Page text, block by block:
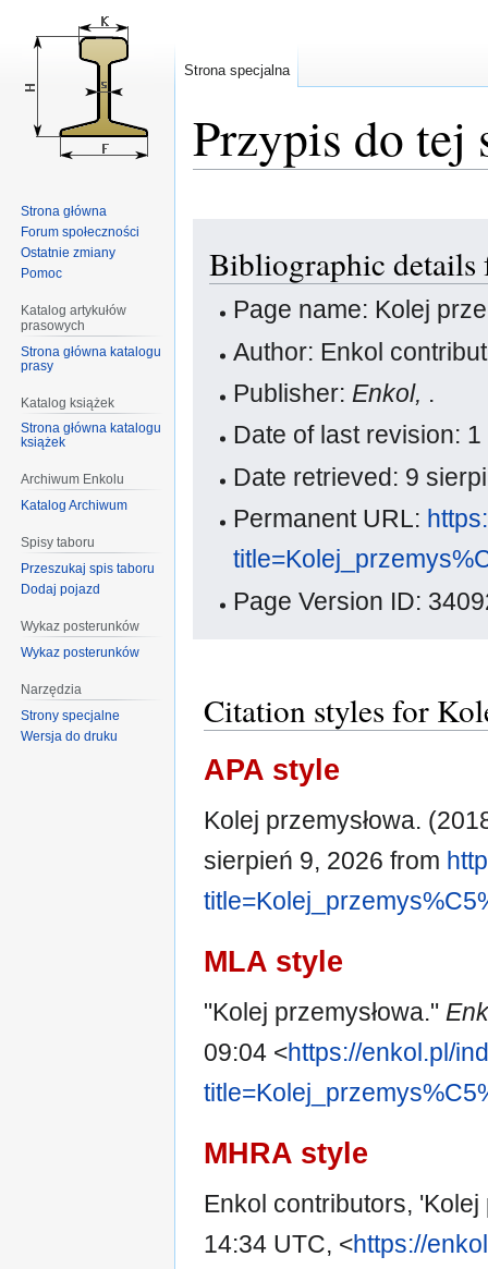
Przypis do tej
nawigacji
wyszukiwania
Bibliographic details
Page name: Kolej
Author: Enkol
Publisher: Enkol, .
Date of last revision:
Date retrieved: 9
Permanent URL:
Page Version ID:
Citation styles for
APA style
Kolej przemysłowa.
sierpień 9, 2026 from
MLA style
"Kolej przemysłowa."
09:04 <https://enkol.pl/
MHRA style
Enkol contributors,
14:34 UTC, <https://
Strona specjalna
Strona główna
Forum społeczności
Ostatnie zmiany
Pomoc
Katalog artykułów
prasowych
Strona główna katalogu
prasy
Katalog książek
Strona główna katalogu
książek
Archiwum Enkolu
Katalog Archiwum
Spisy taboru
Przeszukaj spis taboru
Dodaj pojazd
Wykaz posterunków
Wykaz posterunków
Narzędzia
Strony specjalne
Wersja do druku